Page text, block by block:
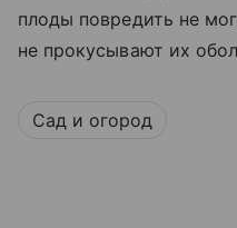
плоды повредить не
не прокусывают их
Сад и огород